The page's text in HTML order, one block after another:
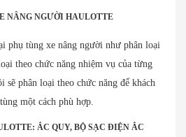
NÂNG NGƯỜI HAULOTTE
phụ tùng xe nâng người như phân loại
theo chức năng nhiệm vụ của từng
phân loại theo chức năng để khách
một cách phù hợp.
ẮC QUY, BỘ SẠC ĐIỆN ẮC